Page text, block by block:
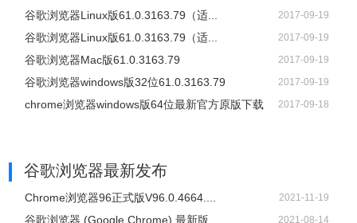
谷歌浏览器Linux版61.0.3163.79（适... 2017-09-19
谷歌浏览器Linux版61.0.3163.79（适... 2017-09-19
谷歌浏览器Mac版61.0.3163.79 2017-09-19
谷歌浏览器windows版32位61.0.3163.79 2017-09-19
chrome浏览器windows版64位最新官方原版下载 2017-09-18
谷歌浏览器最新发布
Chrome浏览器96正式版V96.0.4664.... 2021-11-19
谷歌浏览器 (Google Chrome) 最新版... 2021-08-14